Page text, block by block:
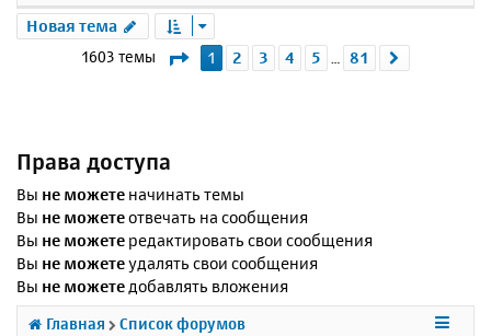
Новая тема
1603 темы Страница1 из 81
1 2 3 4 5 … 81
Права доступа
Вы не можете начинать темы
Вы не можетеотвечать на сообщения
Вы не можете редактировать свои сообщения
Вы не можетеудалять свои сообщения
Вы не можетедобавлять вложения
Главная Список форумов